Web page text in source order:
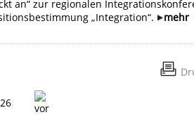
an“ zur regionalen
„Integration“.
mehr